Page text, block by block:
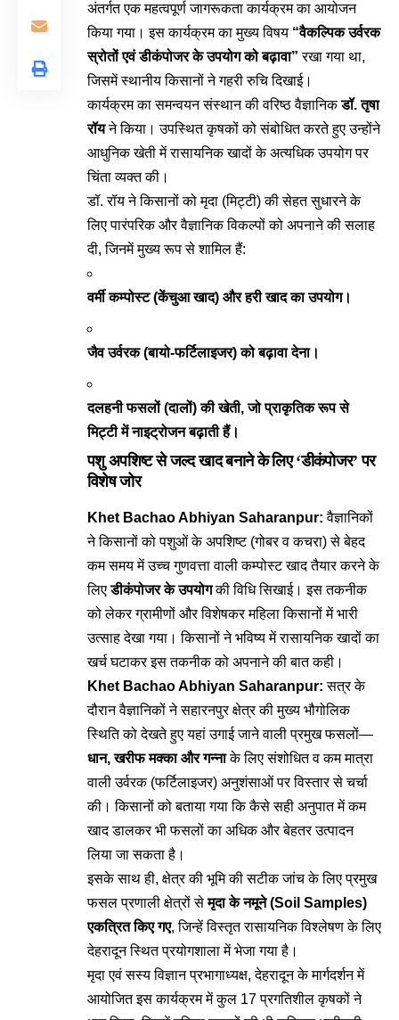
अंतर्गत एक महत्वपूर्ण जागरूकता कार्यक्रम का आयोजन
किया गया। इस कार्यक्रम का मुख्य विषय “वैकल्पिक उर्वरक
स्रोतों एवं डीकंपोजर के उपयोग को बढ़ावा” रखा गया था,
जिसमें स्थानीय किसानों ने गहरी रुचि दिखाई।
कार्यक्रम का समन्वयन संस्थान की वरिष्ठ वैज्ञानिकडॉ. तृषा
रॉयने किया। उपस्थित कृषकों को संबोधित करते हुए उन्होंने
आधुनिक खेती में रासायनिक खादों के अत्यधिक उपयोग पर
चिंता व्यक्त की।
डॉ. रॉय ने किसानों को मृदा (मिट्टी) की सेहत सुधारने के
लिए पारंपरिक और वैज्ञानिक विकल्पों को अपनाने की सलाह
दी, जिनमें मुख्य रूप से शामिल हैं:
वर्मी कम्पोस्ट (केंचुआ खाद) और हरी खाद का उपयोग।
जैव उर्वरक (बायो-फर्टिलाइजर) को बढ़ावा देना।
दलहनी फसलों (दालों) की खेती, जो प्राकृतिक रूप से
मिट्टी में नाइट्रोजन बढ़ाती हैं।
पशु अपशिष्ट से जल्द खाद बनाने के लिए ‘डीकंपोजर’ पर
विशेष जोर
Khet Bachao Abhiyan Saharanpur:वैज्ञानिकों
ने किसानों को पशुओं के अपशिष्ट (गोबर व कचरा) से बेहद
कम समय में उच्च गुणवत्ता वाली कम्पोस्ट खाद तैयार करने के
लिएडीकंपोजर के उपयोगकी विधि सिखाई। इस तकनीक
को लेकर ग्रामीणों और विशेषकर महिला किसानों में भारी
उत्साह देखा गया। किसानों ने भविष्य में रासायनिक खादों का
खर्च घटाकर इस तकनीक को अपनाने की बात कही।
Khet Bachao Abhiyan Saharanpur:सत्र के
दौरान वैज्ञानिकों ने सहारनपुर क्षेत्र की मुख्य भौगोलिक
स्थिति को देखते हुए यहां उगाई जाने वाली प्रमुख फसलों—
धान, खरीफ मक्का और गन्नाके लिए संशोधित व कम मात्रा
वाली उर्वरक (फर्टिलाइजर) अनुशंसाओं पर विस्तार से चर्चा
की। किसानों को बताया गया कि कैसे सही अनुपात में कम
खाद डालकर भी फसलों का अधिक और बेहतर उत्पादन
लिया जा सकता है।
इसके साथ ही, क्षेत्र की भूमि की सटीक जांच के लिए प्रमुख
फसल प्रणाली क्षेत्रों सेमृदा के नमूने (Soil Samples)
एकत्रित किए गए, जिन्हें विस्तृत रासायनिक विश्लेषण के लिए
देहरादून स्थित प्रयोगशाला में भेजा गया है।
मृदा एवं सस्य विज्ञान प्रभागाध्यक्ष, देहरादून के मार्गदर्शन में
आयोजित इस कार्यक्रम में कुल 17 प्रगतिशील कृषकों ने